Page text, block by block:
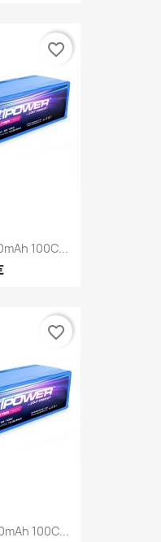
100C...
favorite_border
100C...
favorite_border